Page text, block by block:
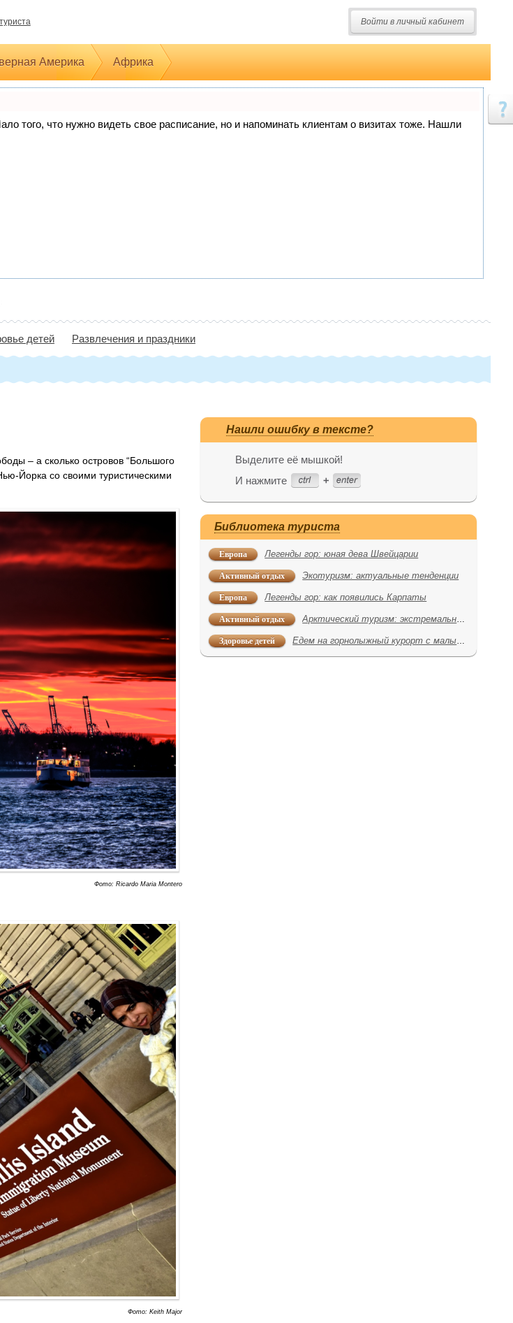
Войти в личный кабинет
Америка Африка
того, что нужно видеть свое расписание, но и напоминать клиентам о визитах тоже. Нашли
детей Развлечения и праздники
– а сколько островов “Большого
Йорка со своими туристическими
Фото: Ricardo Maria Montero
Фото: Keith Major
Нашли ошибку в тексте?
Выделите её мышкой!
И нажмите
Библиотека туриста
Европа Легенды гор: юная дева Швейцарии
Активный отдых Экотуризм: актуальные тенденции
Европа Легенды гор: как появились Карпаты
Активный отдых Арктический туризм: экстремальное путешествие на Северный полюс
Здоровье детей Едем на горнолыжный курорт с малышом